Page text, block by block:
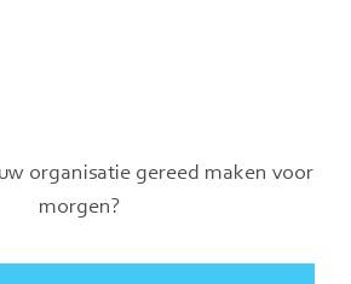
organisatie gereed maken voor
morgen?